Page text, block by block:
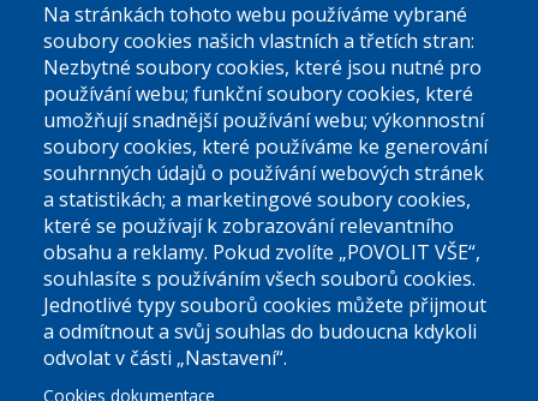
El. podatelna (bez el. podpisu):
podatelna@praha9.cz
Úřední dny:
Po a St: 08.00-12.00; 13.00-18.00
Úřední hodiny
Na stránkách tohoto webu používáme vybrané
soubory cookies našich vlastních a třetích stran:
Nezbytné soubory cookies, které jsou nutné pro
používání webu; funkční soubory cookies, které
umožňují snadnější používání webu; výkonnostní
soubory cookies, které používáme ke generování
souhrnných údajů o používání webových stránek
a statistikách; a marketingové soubory cookies,
které se používají k zobrazování relevantního
obsahu a reklamy. Pokud zvolíte „POVOLIT VŠE“,
souhlasíte s používáním všech souborů cookies.
Jednotlivé typy souborů cookies můžete přijmout
a odmítnout a svůj souhlas do budoucna kdykoli
odvolat v části „Nastavení“.
Cookies dokumentace